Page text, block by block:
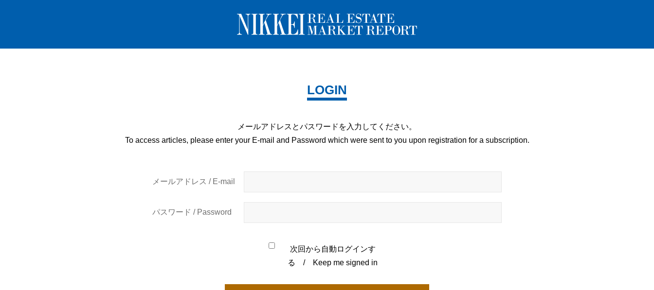
LOGIN
メールアドレスとパスワードを 入力してください。
To access articles, please enter your E-mail and Password which were sent to you upon registration for a subscription.
メールアドレス / E-mail
パスワード / Password
次回から自動ログインす
る / Keep me signed in